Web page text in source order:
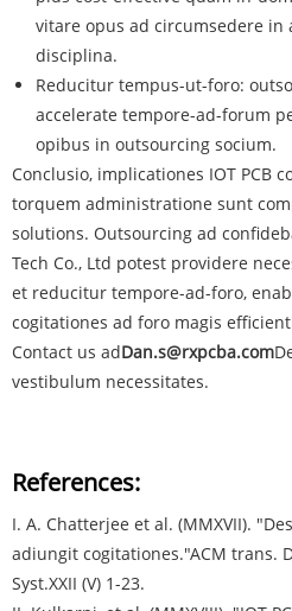
vitare opus ad circumsedere in
disciplina.
Reducitur tempus-ut-foro:
accelerate tempore-ad-forum
opibus in outsourcing socium.
Conclusio, implicationes IOT PCB
torquem administratione sunt
solutions. Outsourcing ad
Tech Co., Ltd potest providere
et reducitur tempore-ad-foro,
cogitationes ad foro magis
Contact us adDan.s@rxpcba.com
vestibulum necessitates.
References:
I. A. Chatterjee et al. (MMXVII).
adiungit cogitationes."ACM trans.
Syst.XXII (V) 1-23.